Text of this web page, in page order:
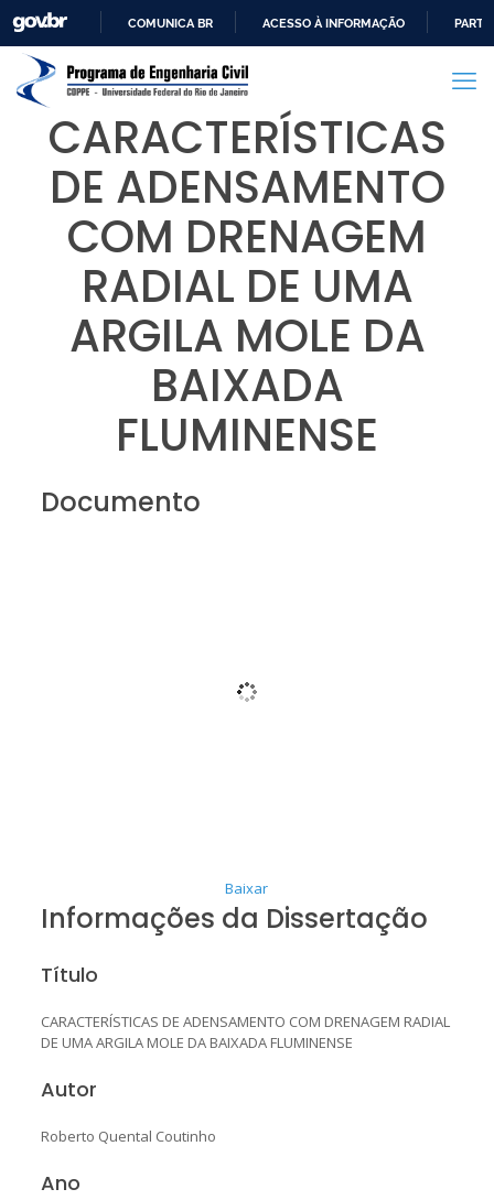
PARA
CONTEÚDO
COMUNICA BR ACESSO À INFORMAÇÃO
CARACTERÍSTICAS
DE ADENSAMENTO
COM DRENAGEM
RADIAL DE UMA
ARGILA MOLE DA
BAIXADA
FLUMINENSE
Documento
Baixar
Informações da Dissertação
Título
CARACTERÍSTICAS DE ADENSAMENTO COM DRENAGEM RADIAL
DE UMA ARGILA MOLE DA BAIXADA FLUMINENSE
Autor
Roberto Quental Coutinho
Ano